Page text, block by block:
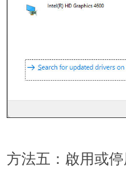
方法五：啟用或